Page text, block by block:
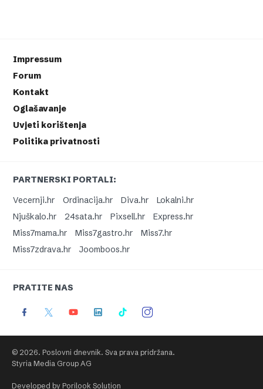
Impressum
Forum
Kontakt
Oglašavanje
Uvjeti korištenja
Politika privatnosti
PARTNERSKI PORTALI:
Vecernji.hr
Ordinacija.hr Diva.hr
Lokalni.hr
Njuškalo.hr
24sata.hr Pixsell.hr
Express.hr
Miss7mama.hr
Miss7gastro.hr
Miss7.hr
Miss7zdrava.hr
Joomboos.hr
PRATITE NAS
© 2026. Poslovni dnevnik. Sva prava pridržana.
Styria Media Group AG
Developed by Porilook Solution